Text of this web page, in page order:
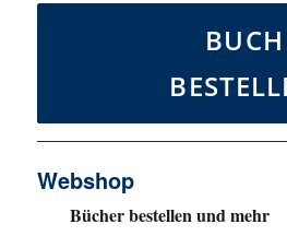
BUCH
Webshop
Bücher bestellen und mehr